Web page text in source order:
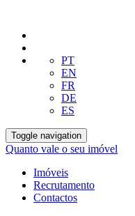
PT
EN
FR
DE
ES
Toggle navigation
Quanto vale o seu imóvel
Imóveis
Recrutamento
Contactos